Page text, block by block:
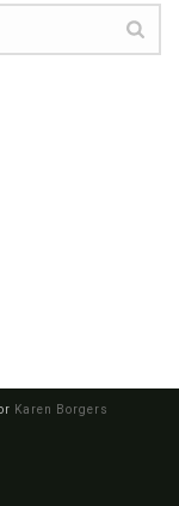
Karen Borgers